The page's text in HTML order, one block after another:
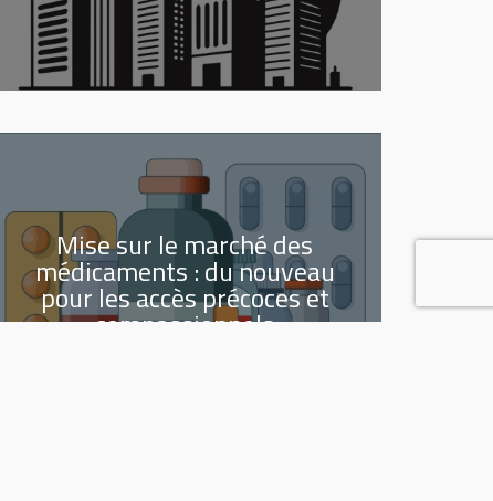
Mise sur le marché des
médicaments : du nouveau
pour les accès précoces et
compassionnels